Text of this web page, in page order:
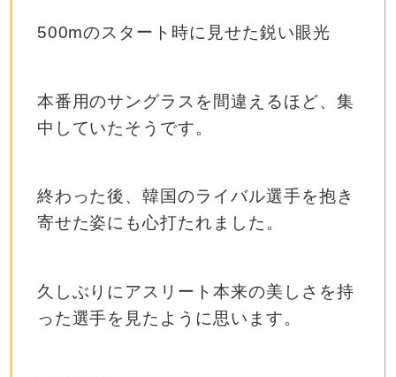
500mのスタート時に見せた鋭い眼光
本番用のサングラスを間違えるほど、集
中していたそうです。
終わった後、韓国のライバル選手を抱き
寄せた姿にも心打たれました。
久しぶりにアスリート本来の美しさを持
った選手を見たように思います。